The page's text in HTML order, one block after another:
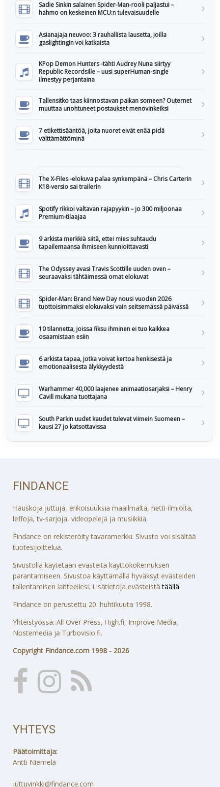
Sadie Sinkin salainen Spider-Man-rooli paljastui –
hahmo on keskeinen MCU:n tulevaisuudelle
Asianajaja neuvoo: 3 rauhallista lausetta, joilla
gaslightingin voi katkaista
KPop Demon Hunters -tähti Audrey Nuna siirtyy
Republic Recordsille – uusi superHuman-single
ilmestyy perjantaina
Tallensitko taas kiinnostavan paikan someen? Outernet
muuttaa unohtuneet postaukset menovinkeiksi
7 etikettisääntöä, joita nuoret eivät enää pidä
välttämättöminä
The X-Files -elokuva palaa synkempänä – Chris Carterin
K18-versio sai trailerin
Spotify rikkoi valtavan rajapyykin – jo 300 miljoonaa
Premium-tilaajaa
9 arkista merkkiä siitä, ettei mies suhtaudu
tapailemaansa ihmiseen kunnioittavasti
The Odyssey avasi Travis Scottille uuden oven –
seuraavaksi tähtäimessä omat elokuvat
Spider-Man: Brand New Day nousi vuoden 2026
tuottoisimmaksi elokuvaksi vain seitsemässä päivässä
10 tilannetta, joissa fiksu ihminen ei tuo kaikkea
osaamistaan esiin
6 arkista tapaa, jotka voivat kertoa henkisestä ja
emotionaalisesta älykkyydestä
Warhammer 40,000 laajenee animaatiosarjaksi – Henry
Cavill mukana tuottajana
South Parkin uudet kaudet tulevat viimein Suomeen –
kausi 27 jo katsottavissa
FINDANCE
Hauskoja juttuja, erikoisuuksia maailmalta, netti-ilmiöitä,
leffoja, tv-sarjoja, videopelejä ja musiikkia.
Findance on rekisteröity tavaramerkki. Sivusto voi sisältää
tuotesijoittelua.
Sivustolla käytetään evästeitä käyttökokemuksen
parantamiseen. Sivustoa käyttämällä hyväksyt evästeiden
tallentamisen laitteellesi. Lisätietoja evästeistätäällä.
Findance on perustettu 20. huhtikuuta 1998.
Yhteistyössä: All Over Press, High.fi, Improve Media,
Nostemedia ja Turbovisio.fi.
Copyright Findance.com 1998 - 2026
YHTEYS
Päätoimittaja:
Antti Niemelä
juttuvinkki@findance.com